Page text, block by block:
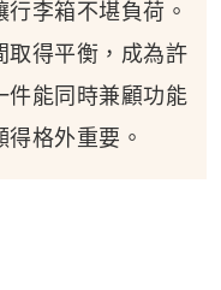
李箱不堪負荷。
取得平衡，成為許
件能同時兼顧功能
得格外重要。